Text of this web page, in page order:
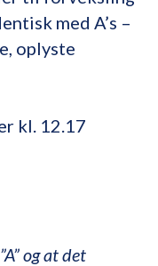
med A’s –
oplyste
kl. 12.17
og at det